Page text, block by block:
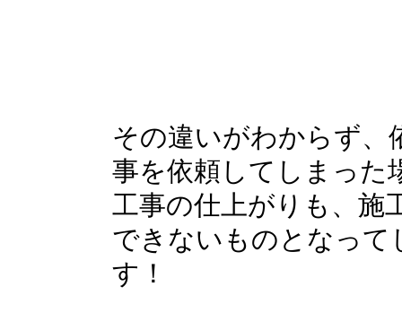
その違いがわからず、
事を依頼してしまった
工事の仕上がりも、施
できないものとなって
す！